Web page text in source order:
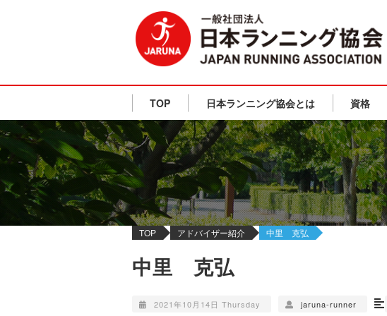
TOP 日本ランニング協会とは 資格
TOP アドバイザー紹介 中里 克弘
中里 克弘
2021年10月14日 Thursday jaruna-runner